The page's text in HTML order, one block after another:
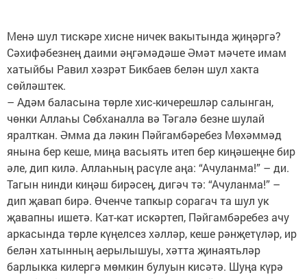
Менә шул тискәре хисне ничек вакытында җиңәргә?
Сәхифәбезнең даими әңгәмәдәше Әмәт мәчете имам
хатыйбы Равил хәзрәт Бикбаев белән шул хакта
сөйләштек.
– Адәм баласына төрле хис-кичерешләр салынган,
чөнки Аллаһы Сөбханалла вә Тәгалә безне шулай
яралткан. Әмма да ләкин Пәйгамбәребез Мөхәммәд
янына бер кеше, миңа васыять итеп бер киңәшеңне бир
әле, дип килә. Аллаһның расүле аңа: “Ачуланма!” – ди.
Тагын нинди киңәш бирәсең, дигәч тә: “Ачуланма!” –
дип җавап бирә. Өченче тапкыр сорагач та шул ук
җавапны ишетә. Кат-кат искәртеп, Пәйгамбәребез ачу
аркасында төрле күңелсез хәлләр, кеше рәнҗетүләр, ир
белән хатынның аерылышуы, хәтта җинаятьләр
барлыкка килергә мөмкин булуын кисәтә. Шуңа күрә